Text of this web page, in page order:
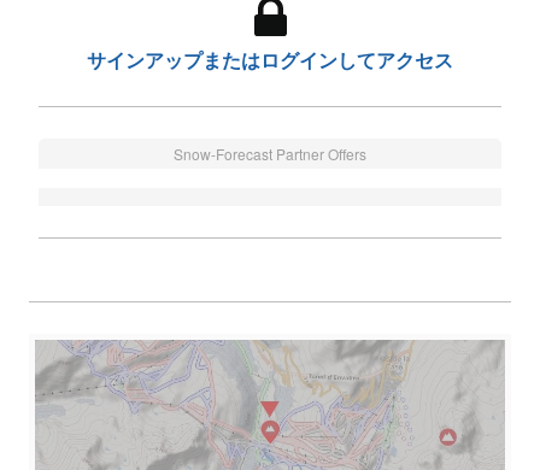
サインアップまたはログインしてアクセス
Snow-Forecast Partner Offers